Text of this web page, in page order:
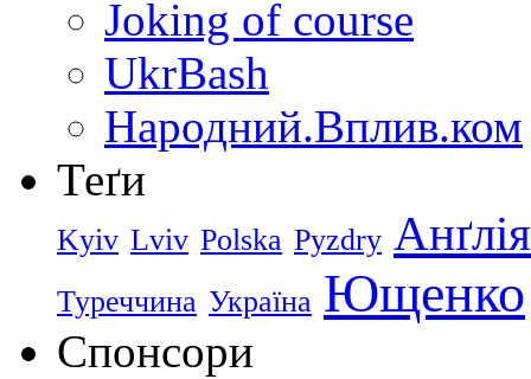
Joking of course
UkrBash
Народний.Вплив.ком
Теґи
Kyiv Lviv Polska Pyzdry Анґлія
Туреччина Україна Ющенко
Спонсори